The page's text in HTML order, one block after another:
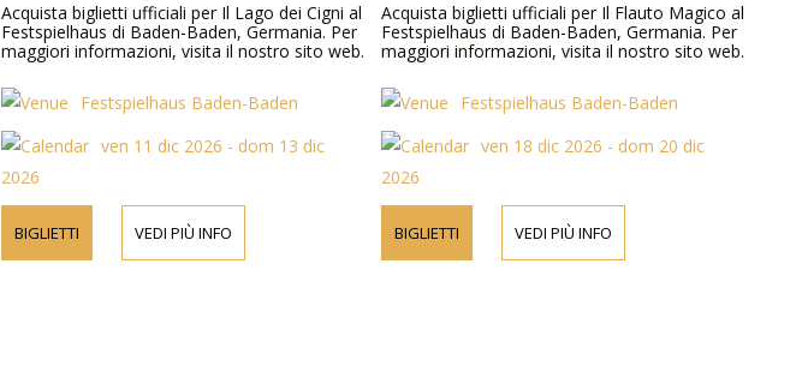
Acquista biglietti ufficiali per Il Lago dei Cigni al
Festspielhaus di Baden-Baden, Germania. Per
maggiori informazioni, visita il nostro sito web.
Festspielhaus Baden-Baden
ven 11 dic 2026 - dom 13 dic
2026
BIGLIETTI VEDI PIÙ INFO
Acquista biglietti ufficiali per Il Flauto Magico al
Festspielhaus di Baden-Baden, Germania. Per
maggiori informazioni, visita il nostro sito web.
Festspielhaus Baden-Baden
ven 18 dic 2026 - dom 20 dic
2026
BIGLIETTI VEDI PIÙ INFO